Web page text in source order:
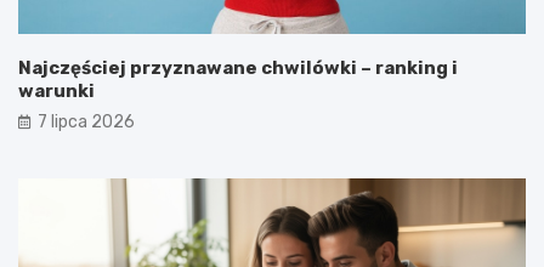
Najczęściej przyznawane chwilówki – ranking i
warunki
7 lipca 2026